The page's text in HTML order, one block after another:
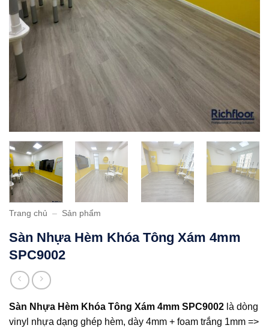
Trang chủ – Sản phẩm
Sàn Nhựa Hèm Khóa Tông Xám 4mm
SPC9002
Sàn Nhựa Hèm Khóa Tông Xám 4mm SPC9002 là dòng
vinyl nhựa dạng ghép hèm, dày 4mm + foam trắng 1mm =>